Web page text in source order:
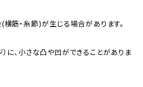
横筋・糸節)が生じる場合があります。
）に、小さな凸や凹ができることがありま